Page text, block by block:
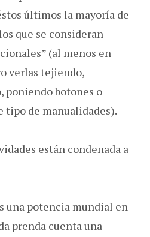
últimos la mayoría de
que se consideran
(al menos en
verlas tejiendo,
poniendo botones o
tipo de manualidades).
están condenada a
una potencia mundial en
prenda cuenta una